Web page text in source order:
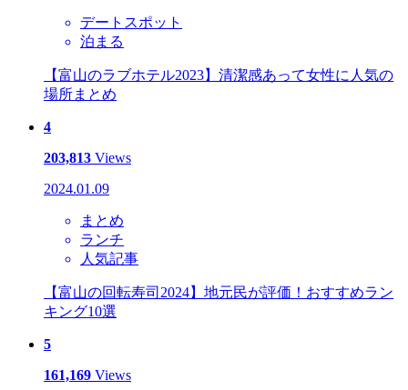
デートスポット
泊まる
【富山のラブホテル2023】清潔感あって女性に人気の
場所まとめ
4
203,813 Views
2024.01.09
まとめ
ランチ
人気記事
【富山の回転寿司2024】地元民が評価！おすすめラン
キング10選
5
161,169 Views